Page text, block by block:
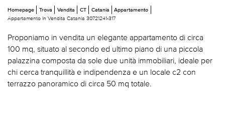
Homepage Trova Vendita CT Catania
Appartamento
Appartamento In Vendita Catania 30721241-317
Proponiamo in vendita un elegante appartamento di circa
100 mq, situato al secondo ed ultimo piano di una piccola
palazzina composta da sole due unità immobiliari, ideale per
chi cerca tranquillità e indipendenza e un locale c2 con
terrazzo panoramico di circa 50 mq totale.